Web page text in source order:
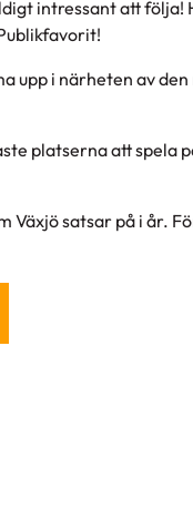
intressant att följa!
upp i närheten av
platserna att spela
satsar på i år.